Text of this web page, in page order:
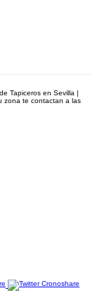
Tapiceros en Sevilla |
zona te contactan a las